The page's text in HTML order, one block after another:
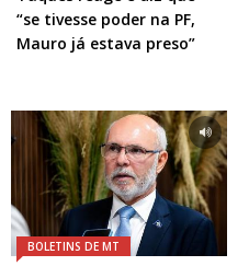
“se tivesse poder na PF,
Mauro já estava preso”
BOLETINS DE MT